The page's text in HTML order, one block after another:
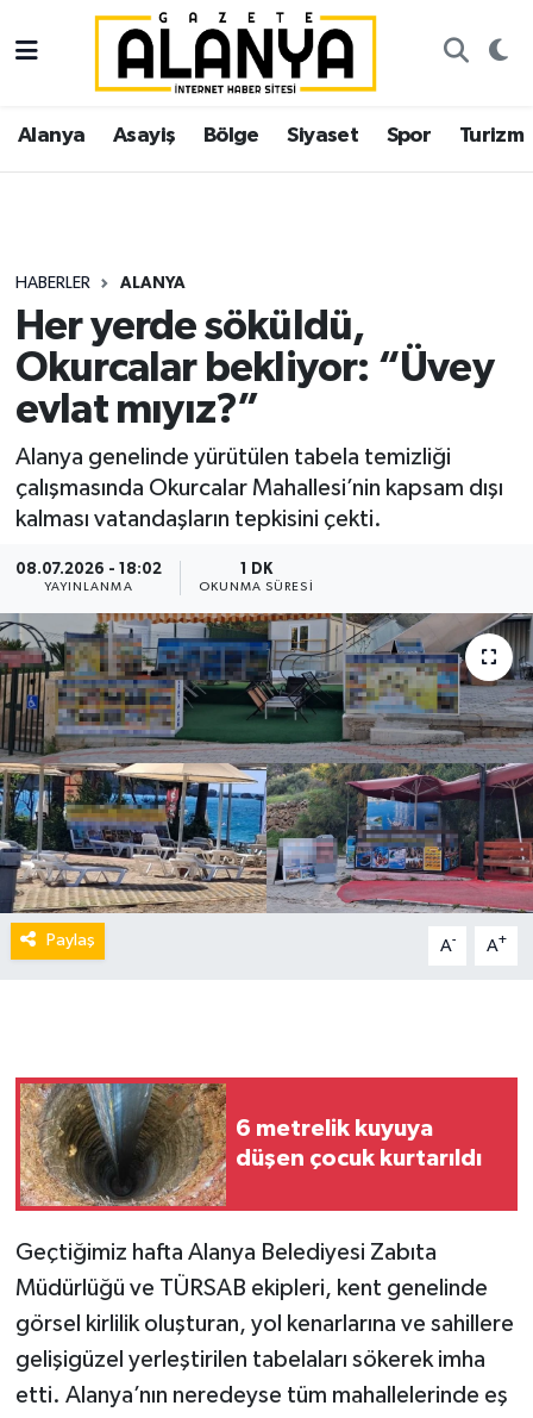
Alanya Asayiş Bölge Siyaset Spor Turizm
HABERLER ALANYA
Her yerde söküldü,
Okurcalar bekliyor: “Üvey
evlat mıyız?”
Alanya genelinde yürütülen tabela temizliği
çalışmasında Okurcalar Mahallesi’nin kapsam dışı
kalması vatandaşların tepkisini çekti.
08.07.2026 - 18:02
YAYINLANMA
1 DK
OKUNMA SÜRESI
Paylaş A- A+
6 metrelik kuyuya
düşen çocuk kurtarıldı
Geçtiğimiz hafta Alanya Belediyesi Zabıta
Müdürlüğü ve TÜRSAB ekipleri, kent genelinde
görsel kirlilik oluşturan, yol kenarlarına ve sahillere
gelişigüzel yerleştirilen tabelaları sökerek imha
etti. Alanya’nın neredeyse tüm mahallelerinde eş
Alanya
Asayiş
Siyaset
Spor
Turizm
Ekonomi
Gazipaşa
İstanbul Nöbetçi Eczaneler
İstanbul Hava Durumu
Süper Lig Puan Durumu ve Fikstür
Tüm Manşetler
Son Dakika Haberleri
Haber Arşivi